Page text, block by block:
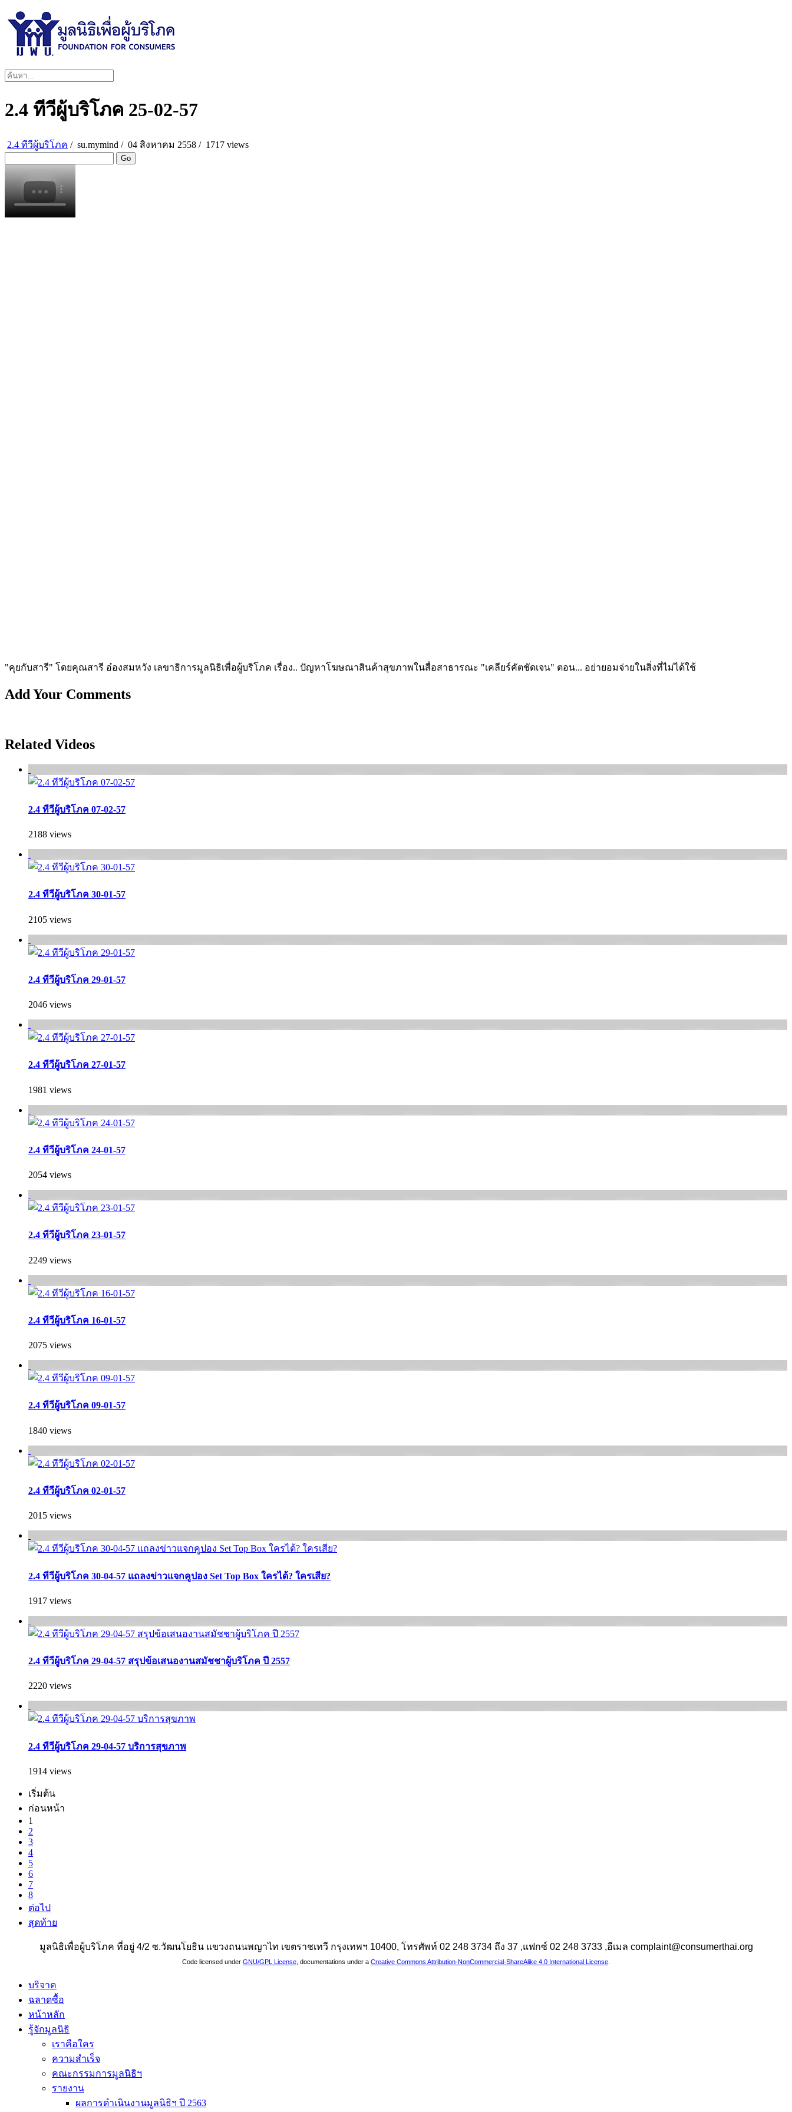
2.4 ทีวีผู้บริโภค 25-02-57
2.4 ทีวีผู้บริโภค / su.mymind / 04 สิงหาคม 2558 / 1717 views
Go
"คุยกับสารี" โดยคุณสารี อ๋องสมหวัง เลขาธิการมูลนิธิเพื่อผู้บริโภค เรื่อง.. ปัญหาโฆษณาสินค้าสุขภาพในสื่อสาธารณะ "เคลียร์คัตชัดเจน" ตอน... อย่ายอมจ่ายในสิ่งที่ไม่ได้ใช้
Add Your Comments
Related Videos
2.4 ทีวีผู้บริโภค 07-02-57
2188 views
2.4 ทีวีผู้บริโภค 30-01-57
2105 views
2.4 ทีวีผู้บริโภค 29-01-57
2046 views
2.4 ทีวีผู้บริโภค 27-01-57
1981 views
2.4 ทีวีผู้บริโภค 24-01-57
2054 views
2.4 ทีวีผู้บริโภค 23-01-57
2249 views
2.4 ทีวีผู้บริโภค 16-01-57
2075 views
2.4 ทีวีผู้บริโภค 09-01-57
1840 views
2.4 ทีวีผู้บริโภค 02-01-57
2015 views
2.4 ทีวีผู้บริโภค 30-04-57 แถลงข่าวแจกคูปอง Set Top Box ใครได้? ใครเสีย?
1917 views
2.4 ทีวีผู้บริโภค 29-04-57 สรุปข้อเสนองานสมัชชาผู้บริโภค ปี 2557
2220 views
2.4 ทีวีผู้บริโภค 29-04-57 บริการสุขภาพ
1914 views
เริ่มต้น
ก่อนหน้า
1
2
3
4
5
6
7
8
ต่อไป
สุดท้าย
มูลนิธิเพื่อผู้บริโภค ที่อยู่ 4/2 ซ.วัฒนโยธิน แขวงถนนพญาไท เขตราชเทวี กรุงเทพฯ 10400, โทรศัพท์ 02 248 3734 ถึง 37 ,แฟกซ์ 02 248 3733 ,อีเมล complaint@consumerthai.org
Code licensed under GNU/GPL License , documentations under a Creative Commons Attribution-NonCommercial-ShareAlike 4.0 International License
บริจาค
ฉลาดซื้อ
หน้าหลัก
รู้จักมูลนิธิ
เราคือใคร
ความสำเร็จ
คณะกรรมการมูลนิธิฯ
รายงาน
ผลการดำเนินงานมูลนิธิฯ ปี 2563